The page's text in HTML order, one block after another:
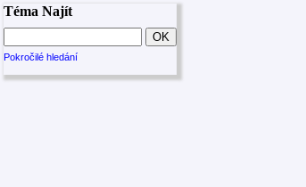
Téma Najít
Pokročilé hledání